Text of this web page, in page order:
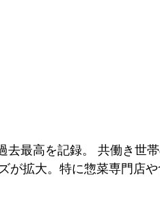
去最高を記録。 共働き世
が拡大。特に惣菜専門店